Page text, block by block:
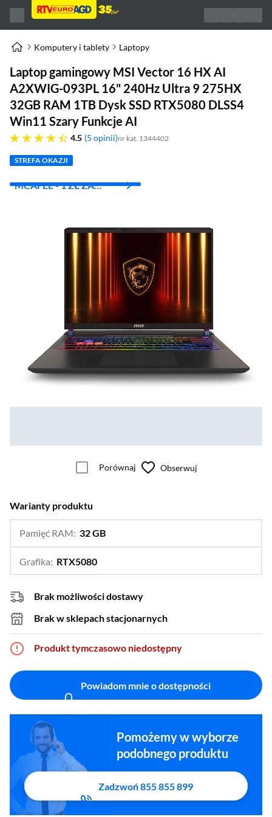
Komputery i tablety Laptopy
Laptop gamingowy MSI Vector 16 HX AI
A2XWIG-093PL 16" 240Hz Ultra 9 275HX
32GB RAM 1TB Dysk SSD RTX5080 DLSS4
Win11 Szary Funkcje AI
4.5
4.5 gwiazdek 5 opinii nr kat. 1344402
STREFA OKAZJI
MCAFEE - 1 ZŁ ZA
Porównaj Obserwuj
Warianty produktu
Pamięć RAM: 32 GB
Grafika: RTX5080
Brak możliwości dostawy
Brak w sklepach stacjonarnych
Produkt tymczasowo niedostępny
Powiadom mnie o dostępności
Pomożemy w wyborze
podobnego produktu
Zadzwoń 855 855 899